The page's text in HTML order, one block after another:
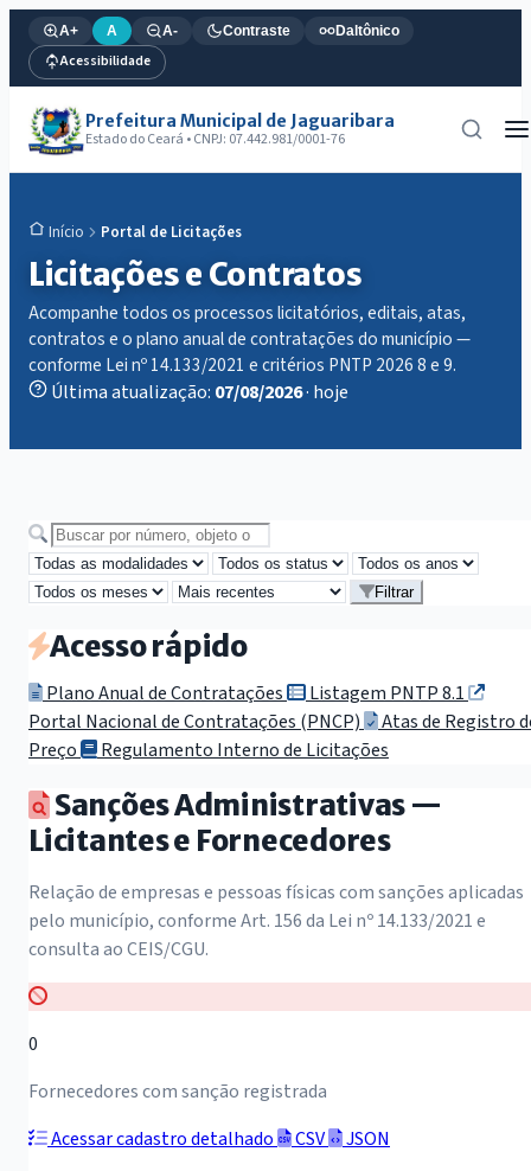
A+ A A- Contraste Daltônico
Acessibilidade
Prefeitura Municipal de Jaguaribara
Estado do Ceará • CNPJ: 07.442.981/0001-76
Início Portal de Licitações
Licitações e Contratos
Acompanhe todos os processos licitatórios, editais, atas,
contratos e o plano anual de contratações do município —
conforme Lei nº 14.133/2021 e critérios PNTP 2026 8 e 9.
Última atualização: 07/08/2026· hoje
Buscar por número, objeto ou secretaria
Filtrar
Acesso rápido
Plano Anual de Contratações
Listagem PNTP 8.1
Portal Nacional de Contratações (PNCP)
Atas de Registro
Preço
Regulamento Interno de Licitações
Sanções Administrativas —
Licitantes e Fornecedores
Relação de empresas e pessoas físicas com sanções aplicadas
pelo município, conforme Art. 156 da Lei nº 14.133/2021 e
consulta ao CEIS/CGU.
0
Fornecedores com sanção registrada
Acessar cadastro detalhado
CSV
JSON